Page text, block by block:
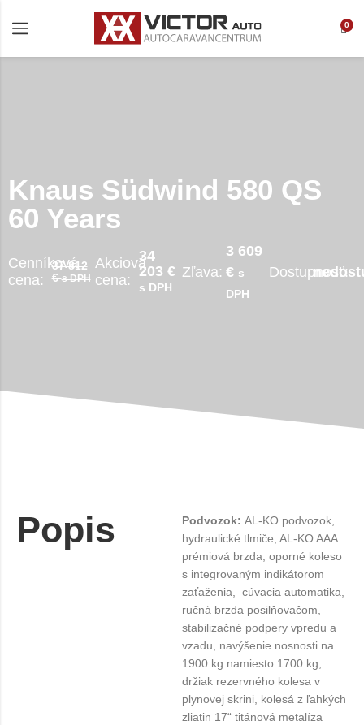
0
Knaus Südwind 580 QS
60 Years
Cenníková
cena:
37 812
€s DPH
Akciová
cena:
34
203 €
s DPH
Zľava:
3 609
€ s
DPH
Dostupnosť:
Popis Podvozok: AL-KO podvozok,
hydraulické tlmiče, AL-KO AAA
prémiová brzda, oporné koleso
s integrovaným indikátorom
zaťaženia, cúvacia automatika,
ručná brzda posilňovačom,
stabilizačné podpery vpredu a
vzadu, navýšenie nosnosti na
1900 kg namiesto 1700 kg,
držiak rezervného kolesa v
plynovej skrini, kolesá z ľahkých
zliatin 17“ titánová metalíza